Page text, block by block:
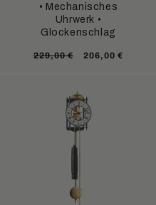
• Mechanisches
Uhrwerk •
Glockenschlag
Normaler
229,00 € Verkaufspreis
206,00 €